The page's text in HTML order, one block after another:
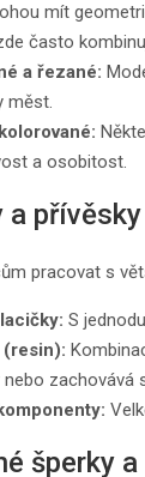
mít
často
a řezané:
měst.
a osobitost.
a přívěsky
pracovat s
S
(resin):
zachovává
šperky